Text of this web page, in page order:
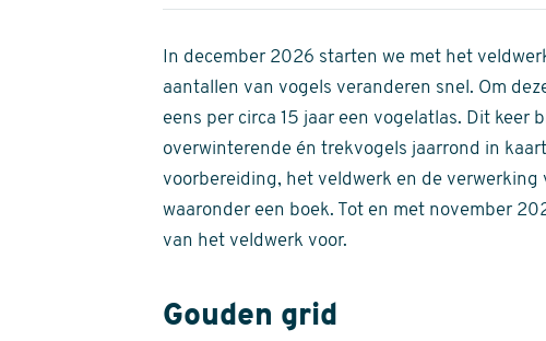
of
5
stars
In december 2026 starten we met het
aantallen van vogels veranderen snel. Om
eens per circa 15 jaar een vogelatlas. Dit keer
overwinterende én trekvogels jaarrond in
voorbereiding, het veldwerk en de
waaronder een boek. Tot en met november
van het veldwerk voor.
Gouden grid